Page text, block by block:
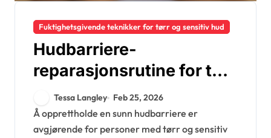
Fuktighetsgivende teknikker for tørr og sensitiv hud
Hudbarriere-
reparasjonsrutine for tørr
og sensitiv hud: Trinn,
produkter, timing
Tessa Langley Feb 25, 2026
Å opprettholde en sunn hudbarriere er
avgjørende for personer med tørr og sensitiv